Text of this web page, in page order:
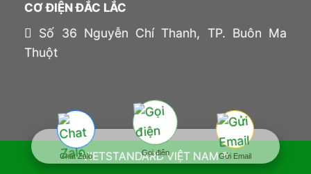
CƠ ĐIỆN ĐẮC LẮC
Số 36 Nguyễn Chí Thanh, TP. Buôn Ma
Thuột
VIETSTANDARD VIỆT NAM ®
Chat Zalo Gọi điện Gửi Email